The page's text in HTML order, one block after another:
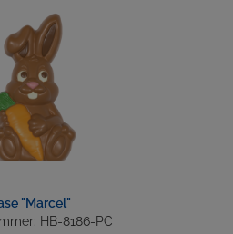
"Marcel"
HB-8186-PC